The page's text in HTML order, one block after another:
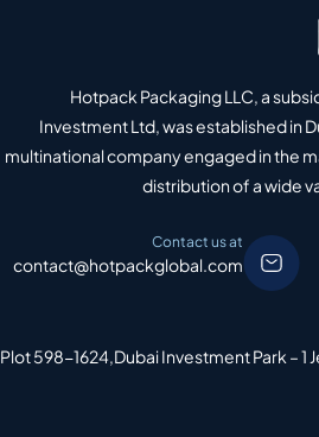
Hotpack Packaging LLC, a
Investment Ltd, was established in
multinational company engaged in the
distribution of a wide
Contact us at
contact@hotpackglobal.com
Plot 598-1624,Dubai Investment Park – 1